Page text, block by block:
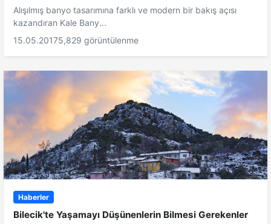
Alışılmış banyo tasarımına farklı ve modern bir bakış açısı
kazandıran Kale Bany...
15.05.20175,829 görüntülenme
Haberler
Bilecik'te Yaşamayı Düşünenlerin Bilmesi Gerekenler